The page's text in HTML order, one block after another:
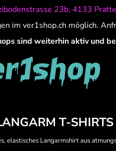
23b, 4133
im ver1shop.ch möglich.
sind weiterhin aktiv und
T-SHIRTS
elastisches Langarmshirt aus